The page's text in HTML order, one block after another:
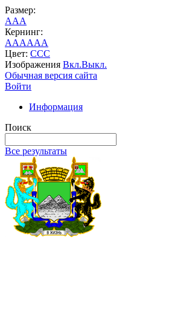
Размер:
AAA
Кернинг:
AAAAAA
Цвет: CCC
Изображения Вкл.Выкл.
Обычная версия сайта
Войти
Информация
Поиск
Все результаты